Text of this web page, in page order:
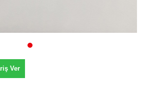
Ver